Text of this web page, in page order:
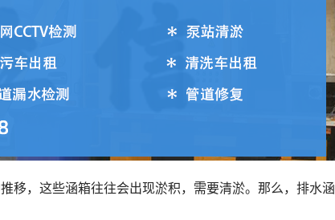
移，这些涵箱往往会出现淤积，需要清淤。那么，排水